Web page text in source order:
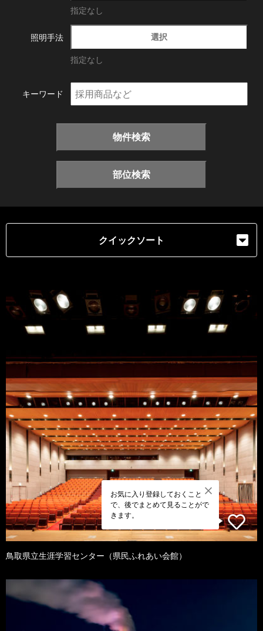
指定なし
照明手法 選択
指定なし
キーワード
物件検索
部位検索
クイックソート
お気に入り登録しておくこと
で、後でまとめて見ることがで
きます。
鳥取県立生涯学習センター（県民ふれあい会館）